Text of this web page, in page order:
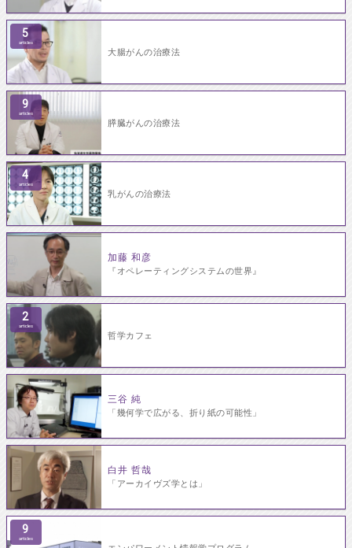
大腸がんの治療法
5
articles
膵臓がんの治療法
9
articles
乳がんの治療法
4
articles
加藤 和彦
『オペレーティングシステムの世界』
哲学カフェ
2
articles
三谷 純
「幾何学で広がる、折り紙の可能性」
白井 哲哉
「アーカイヴズ学とは」
9
articles